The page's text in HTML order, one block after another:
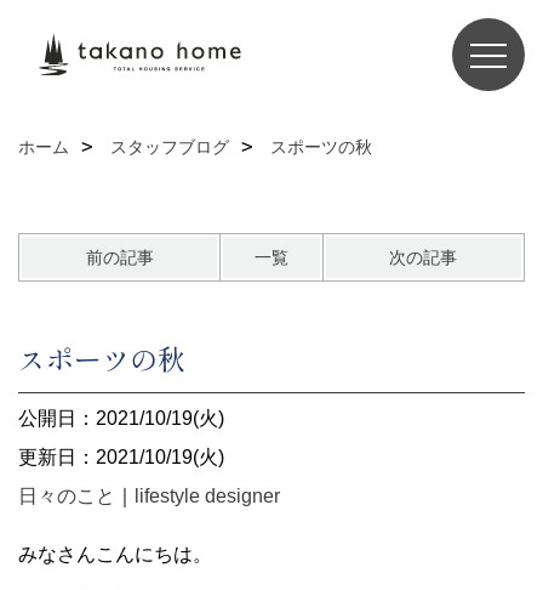
ホーム スタッフブログ スポーツの秋
前の記事 一覧 次の記事
スポーツの秋
公開日：2021/10/19(火)
更新日：2021/10/19(火)
日々のこと
lifestyle designer
みなさんこんにちは。